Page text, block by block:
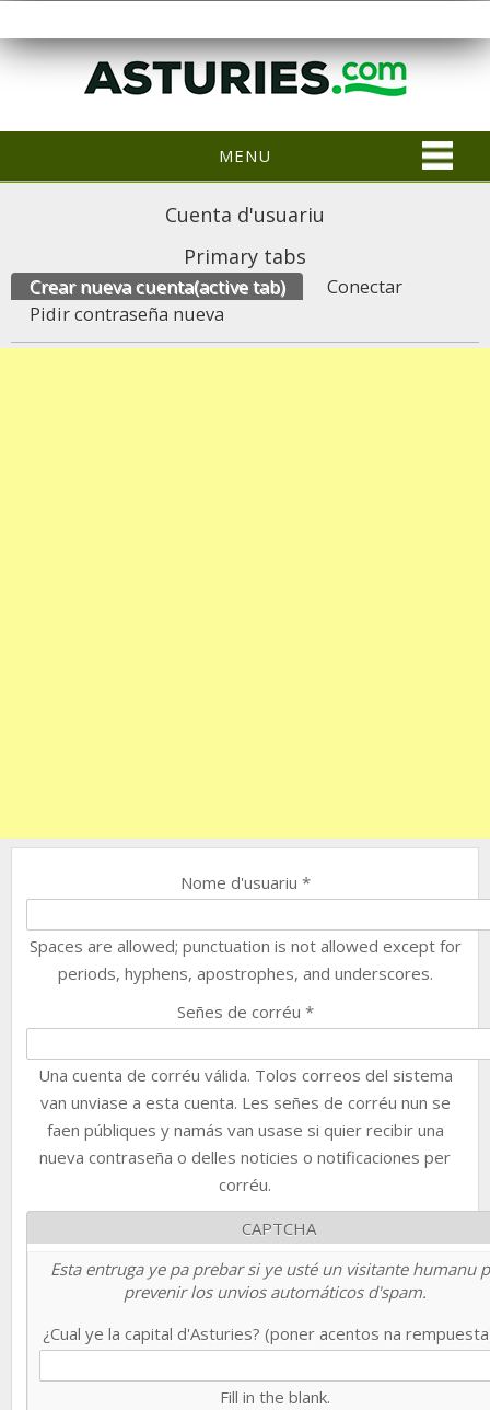
MENU
Cuenta d'usuariu
Primary tabs
Crear nueva cuenta(active tab)
Conectar
Pidir contraseña nueva
Nome d'usuariu *
Spaces are allowed; punctuation is not allowed except for
periods, hyphens, apostrophes, and underscores.
Señes de corréu *
Una cuenta de corréu válida. Tolos correos del sistema
van unviase a esta cuenta. Les señes de corréu nun se
faen públiques y namás van usase si quier recibir una
nueva contraseña o delles noticies o notificaciones per
corréu.
CAPTCHA
Esta entruga ye pa prebar si ye usté un visitante humanu
prevenir los unvios automáticos d'spam.
¿Cual ye la capital d'Asturies? (poner acentos na
Fill in the blank.